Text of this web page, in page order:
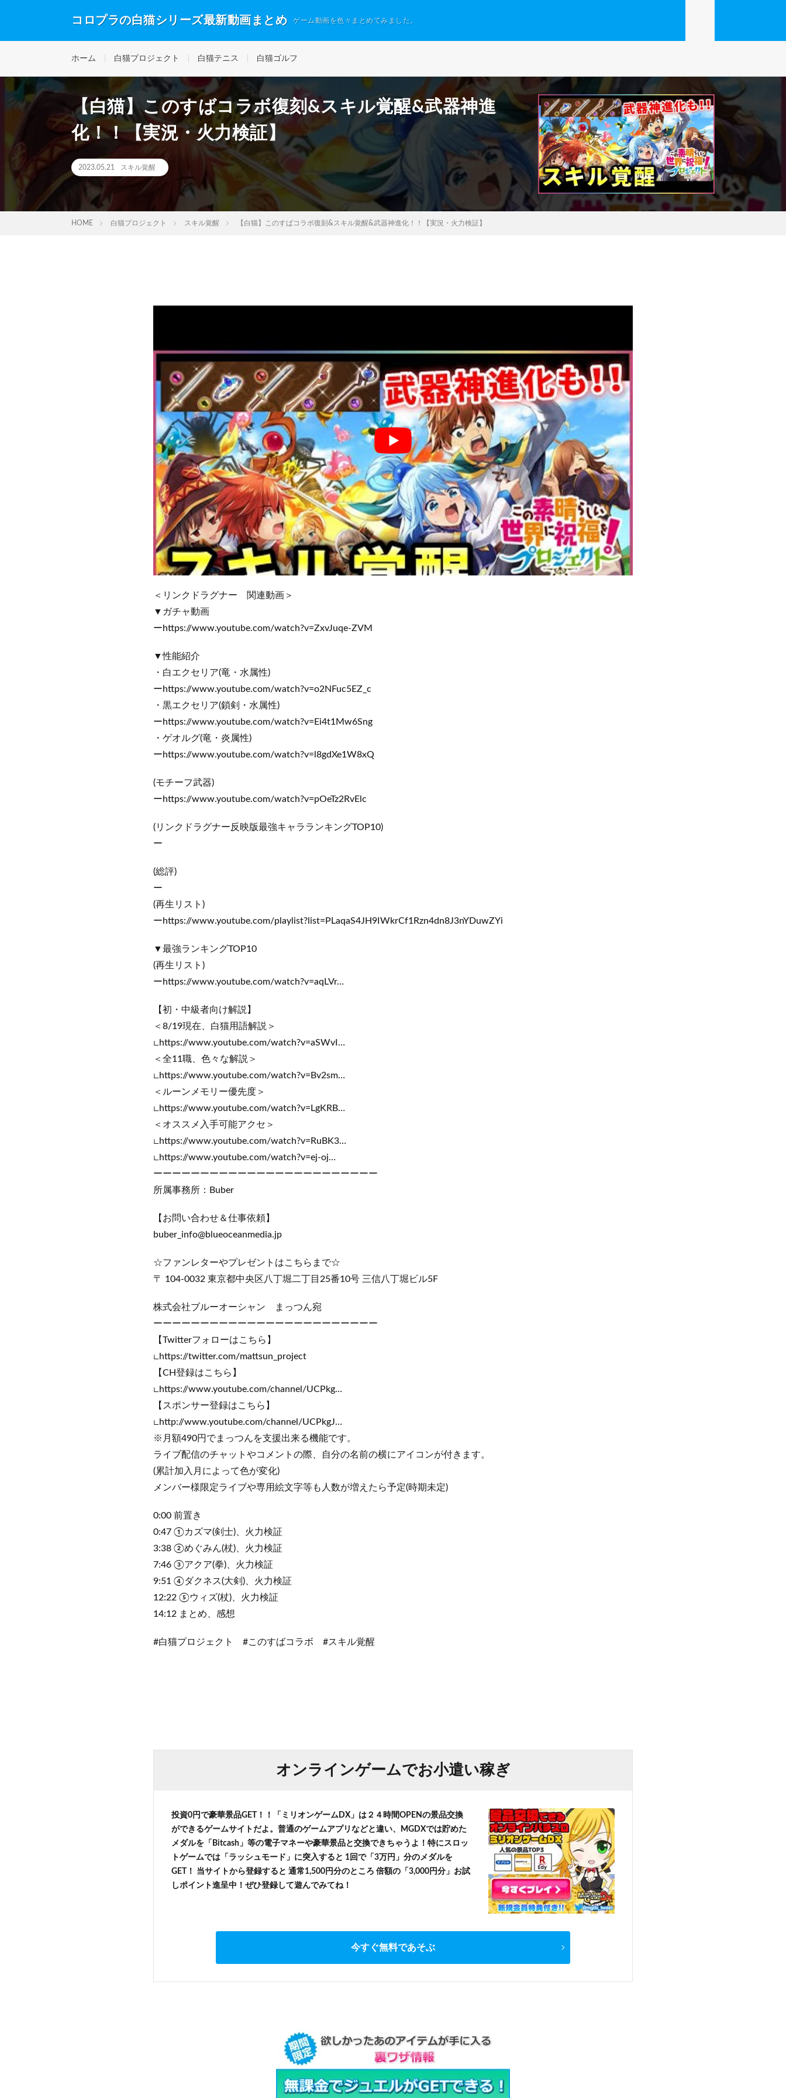
コロプラの白猫シリーズ最新動画まとめ ゲーム動画を色々まとめてみました。
ホーム 白猫プロジェクト 白猫テニス 白猫ゴルフ
【白猫】このすばコラボ復刻&スキル覚醒&武器神進
化！！【実況・火力検証】
2023.05.21 スキル覚醒
HOME 白猫プロジェクト スキル覚醒 【白猫】このすばコラボ復刻&スキル覚醒&武器神進化！！【実況・火力検証】
＜リンクドラグナー 関連動画＞
▼ガチャ動画
ーhttps://www.youtube.com/watch?v=ZxvJuqe-ZVM
▼性能紹介
・白エクセリア(竜・水属性)
ーhttps://www.youtube.com/watch?v=o2NFuc5EZ_c
・黒エクセリア(鎖剣・水属性)
ーhttps://www.youtube.com/watch?v=Ei4t1Mw6Sng
・ゲオルグ(竜・炎属性)
ーhttps://www.youtube.com/watch?v=l8gdXe1W8xQ
(モチーフ武器)
ーhttps://www.youtube.com/watch?v=pOeTz2RvElc
(リンクドラグナー反映版最強キャラランキングTOP10)
ー
(総評)
ー
(再生リスト)
ーhttps://www.youtube.com/playlist?list=PLaqaS4JH9IWkrCf1Rzn4dn8J3nYDuwZYi
▼最強ランキングTOP10
(再生リスト)
ーhttps://www.youtube.com/watch?v=aqLVr…
【初・中級者向け解説】
＜8/19現在、白猫用語解説＞
∟https://www.youtube.com/watch?v=aSWvI…
＜全11職、色々な解説＞
∟https://www.youtube.com/watch?v=Bv2sm…
＜ルーンメモリー優先度＞
∟https://www.youtube.com/watch?v=LgKRB…
＜オススメ入手可能アクセ＞
∟https://www.youtube.com/watch?v=RuBK3…
∟https://www.youtube.com/watch?v=ej-oj…
ーーーーーーーーーーーーーーーーーーーーーーーー
所属事務所：Buber
【お問い合わせ＆仕事依頼】
buber_info@blueoceanmedia.jp
☆ファンレターやプレゼントはこちらまで☆
〒 104-0032 東京都中央区八丁堀二丁目25番10号 三信八丁堀ビル5F
株式会社ブルーオーシャン まっつん宛
ーーーーーーーーーーーーーーーーーーーーーーーー
【Twitterフォローはこちら】
∟https://twitter.com/mattsun_project
【CH登録はこちら】
∟https://www.youtube.com/channel/UCPkg…
【スポンサー登録はこちら】
∟http://www.youtube.com/channel/UCPkgJ…
※月額490円でまっつんを支援出来る機能です。
ライブ配信のチャットやコメントの際、自分の名前の横にアイコンが付きます。
(累計加入月によって色が変化)
メンバー様限定ライブや専用絵文字等も人数が増えたら予定(時期未定)
0:00 前置き
0:47 ①カズマ(剣士)、火力検証
3:38 ②めぐみん(杖)、火力検証
7:46 ③アクア(拳)、火力検証
9:51 ④ダクネス(大剣)、火力検証
12:22 ⑤ウィズ(杖)、火力検証
14:12 まとめ、感想
#白猫プロジェクト #このすばコラボ #スキル覚醒
オンラインゲームでお小遣い稼ぎ
投資0円で豪華景品GET！！「ミリオンゲームDX」は２４時間OPENの景品交換
ができるゲームサイトだよ。普通のゲームアプリなどと違い、MGDXでは貯めた
メダルを「Bitcash」等の電子マネーや豪華景品と交換できちゃうよ！特にスロッ
トゲームでは「ラッシュモード」に突入すると 1回で「3万円」分のメダルを
GET！ 当サイトから登録すると 通常1,500円分のところ 倍額の「3,000円分」お試
しポイント進呈中！ぜひ登録して遊んでみてね！
今すぐ無料であそぶ